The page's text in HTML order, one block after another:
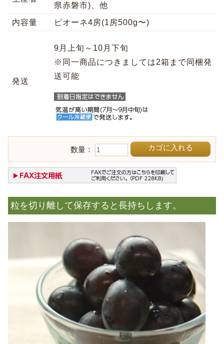
県赤磐市)、他
内容量
ピオーネ4房(1房500g〜)
発送
9月上旬～10月下旬
※同一商品につきましては2箱まで同梱発
送可能
数量： カゴに入れる
粒を切り離して保存すると長持ちします。